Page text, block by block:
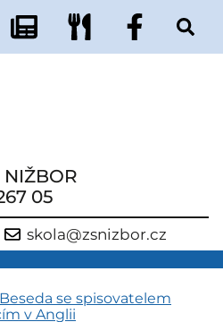
05
skola@zsnizbor.cz
Beseda se spisovatelem
v Anglii